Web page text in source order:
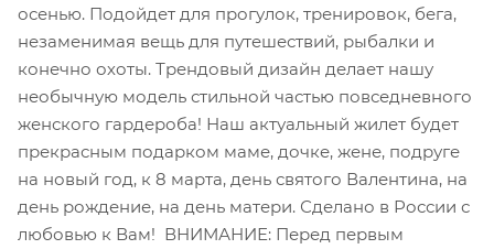
осенью. Подойдет для прогулок, тренировок, бега,
незаменимая вещь для путешествий, рыбалки и
конечно охоты. Трендовый дизайн делает нашу
необычную модель стильной частью повседневного
женского гардероба! Наш актуальный жилет будет
прекрасным подарком маме, дочке, жене, подруге
на новый год, к 8 марта, день святого Валентина, на
день рождение, на день матери. Сделано в России с
любовью к Вам! ВНИМАНИЕ: Перед первым